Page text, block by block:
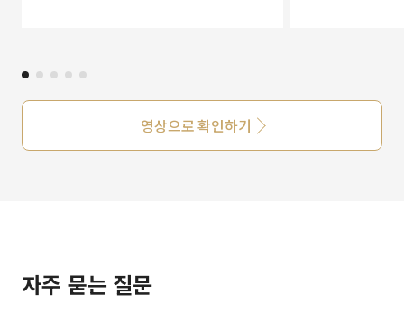
영상으로 확인하기
자주 묻는 질문